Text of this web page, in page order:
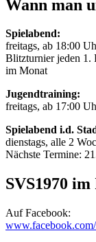
Wann man
Spielabend:
freitags, ab 18:00
Blitzturnier jeden 1.
im Monat
Jugendtraining:
freitags, ab 17:00
Spielabend i.d.
dienstags, alle 2
Nächste Termine:
SVS1970
Auf Facebook: